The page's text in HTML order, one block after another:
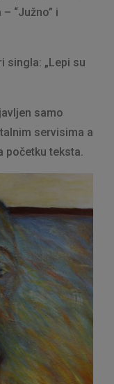
“Južno” i
singla: „Lepi su
samo
servisima a
početku teksta.